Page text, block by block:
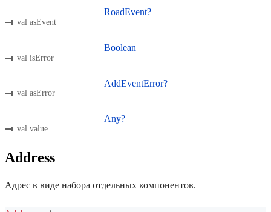
val asEvent
RoadEvent?
val isError
Boolean
val asError
AddEventError?
val value
Any?
Address
Адрес в виде набора отдельных компонентов.